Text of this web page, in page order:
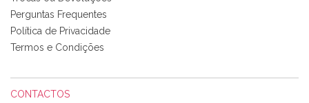
produtos adquiridos. Relativamente à bolsa, tem um tecido
com um padrão e cores muito bonitas e a execução está
perfeitíssima. Futuramente penso voltar a comprar na vossa
loja, têm excelentes artigos a um preço muito justo. A
Perguntas Frequentes
Política de Privacidade
Termos e Condições
CONTACTOS